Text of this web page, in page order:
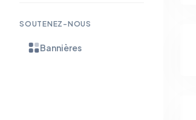
SOUTENEZ-NOUS
Bannières